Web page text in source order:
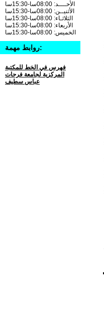
الأحــــد: 08:00سا-15:30سا
الأثنيــن: 08:00سا-15:30سا
الثلاثـاء: 08:00سا-15:30سا
الأربعاء: 08:00سا-15:30سا
الخميس: 08:00سا-15:30سا
روابط مهمة:
فهرس في الخط للمكتبة
المركزية لجامعة فرحات
عباس سطيف